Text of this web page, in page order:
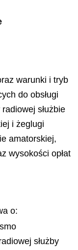
warunki i tryb
do obsługi
służbie
i żeglugi
amatorskiej,
wysokości opłat
o:
służby